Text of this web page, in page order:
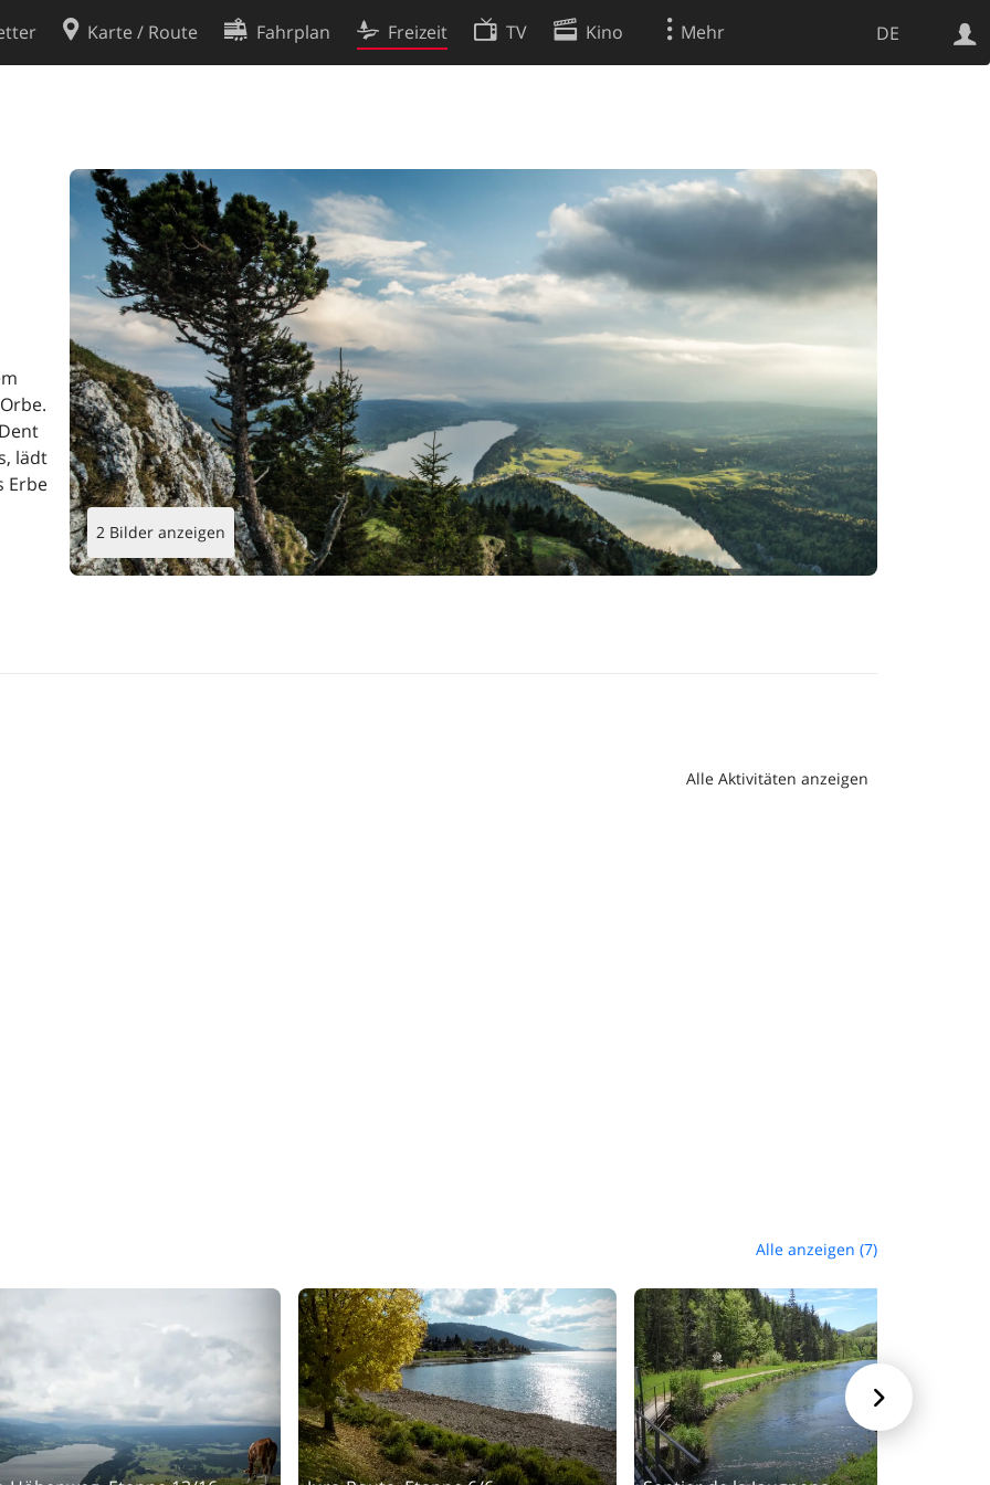
DE
Karte / Route Fahrplan Freizeit TV Kino Mehr
2 Bilder anzeigen
lädt
Erbe
jahrhundertelange Tradition der Metallverarbeitung zur Geltung. Von der eigentlichen
Alle Aktivitäten anzeigen
Alle anzeigen (7)

Apps
Entwickler